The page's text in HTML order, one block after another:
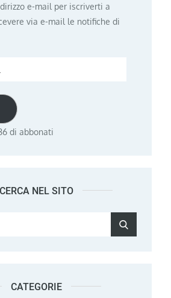
e-mail per iscriverti a
via e-mail le notifiche di
di abbonati
CERCA NEL SITO
CATEGORIE